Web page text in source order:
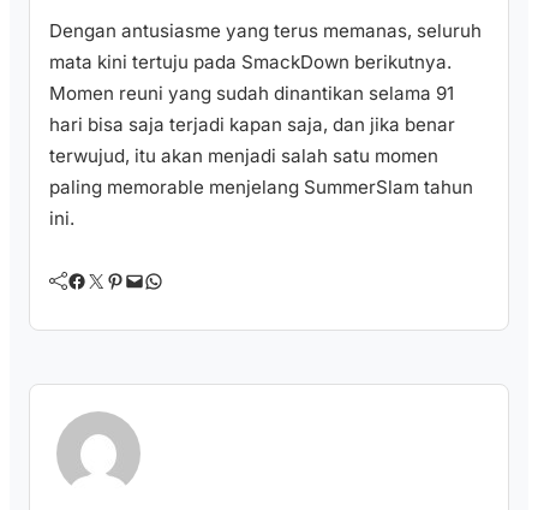
Dengan antusiasme yang terus memanas, seluruh
mata kini tertuju pada SmackDown berikutnya.
Momen reuni yang sudah dinantikan selama 91
hari bisa saja terjadi kapan saja, dan jika benar
terwujud, itu akan menjadi salah satu momen
paling memorable menjelang SummerSlam tahun
ini.
Facebook Twitter Pinterest Mail WhatsApp